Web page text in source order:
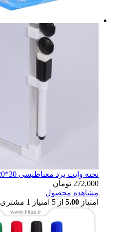
تخته وایت برد مغناطیسی 30*20
272,000 تومان
مشاهده محصول
امتیاز 5.00 از 5 امتیاز 1 مشتری